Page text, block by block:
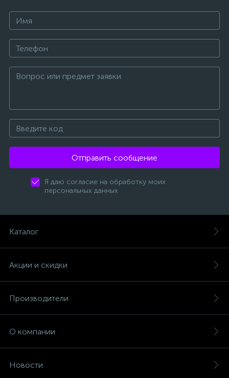
Отправить сообщение
Я даю согласие на обработку моих
персональных данных
Каталог
Акции и скидки
Производители
О компании
Новости